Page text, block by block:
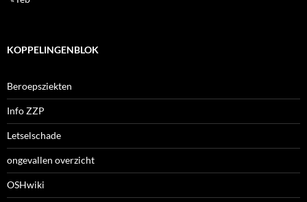
KOPPELINGENBLOK
Beroepsziekten
Info ZZP
Letselschade
ongevallen overzicht
OSHwiki